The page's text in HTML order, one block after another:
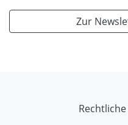
Zur